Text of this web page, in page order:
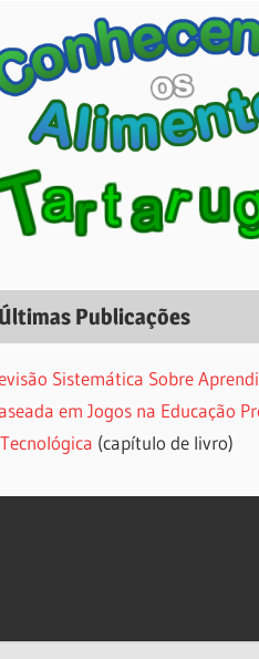
Últimas Publicações
Sistemática Sobre
em Jogos na Educação
(capítulo de livro)